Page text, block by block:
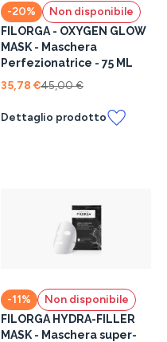
-20% Non disponibile
FILORGA - OXYGEN GLOW
MASK - Maschera
Perfezionatrice - 75 ML
35,78 €45,00 €
Dettaglio prodotto
-11% Non disponibile
FILORGA HYDRA-FILLER
MASK - Maschera super-